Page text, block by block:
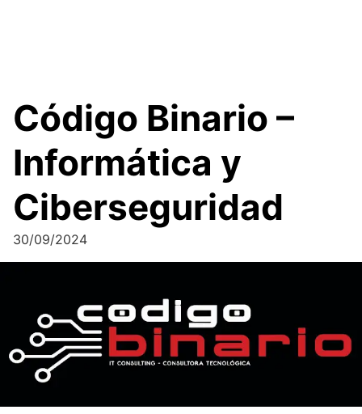
Código Binario –
Informática y
Ciberseguridad
30/09/2024